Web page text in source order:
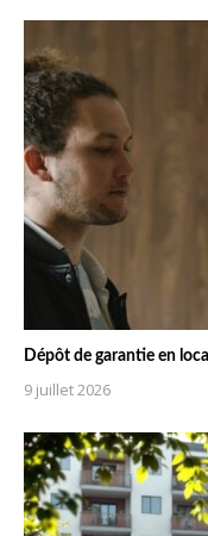
Dépôt de garantie en
9 juillet 2026